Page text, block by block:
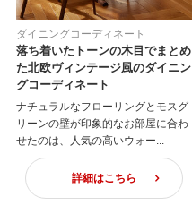
ダイニングコーディネート
落ち着いたトーンの木目でまとめ
た北欧ヴィンテージ風のダイニン
グコーディネート
ナチュラルなフローリングとモスグ
リーンの壁が印象的なお部屋に合わ
せたのは、人気の高いウォー...
詳細はこちら